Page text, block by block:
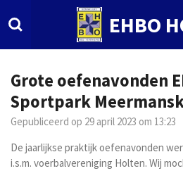
direct
hoofdinhoud
EHBO
Grote oefenavonden
Sportpark
Gepubliceerd op 29 april 2023 om 13:23
De jaarlijkse praktijk oefenavonden
i.s.m. voerbalvereniging Holten. Wij